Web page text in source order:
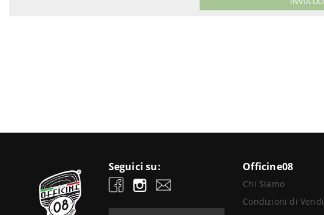
Seguici su: Officine08
Chi Siamo
Condizioni di